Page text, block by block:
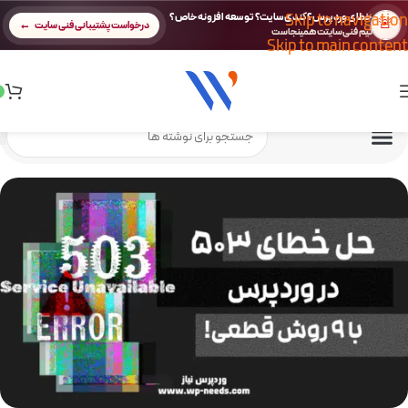
Skip to navigation
Skip to main content
🚨 خطای وردپرس؟ کندی سایت؟ توسعه افزونه خاص؟
تیم فنی سایتت همینجاست درخواست پشتیبانی فنی سایت